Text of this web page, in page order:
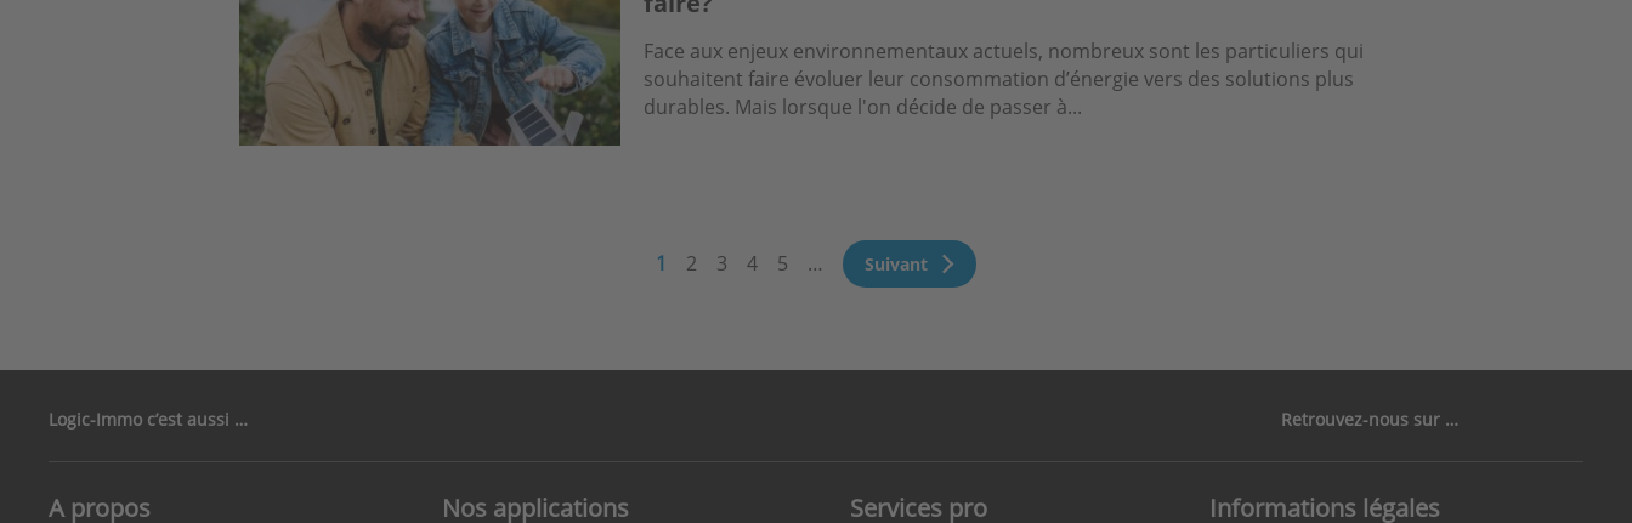
Face aux enjeux environnementaux actuels, nombreux sont les particuliers qui
souhaitent faire évoluer leur consommation d’énergie vers des solutions plus
durables. Mais lorsque l'on décide de passer à...
Page
1 Page
2 Page
3 Page
4 Page
5 … Page
suivante
Suivant
Logic-Immo c’est aussi … Retrouvez-nous sur …
A propos Nos applications Services pro Informations légales